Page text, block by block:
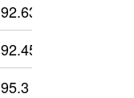
92.63
92.45
95.3